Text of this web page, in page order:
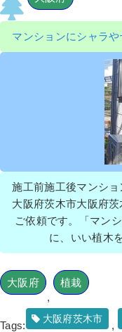
マンションにシャラ
施工前施工後マンシ
大阪府茨木市大阪府
ご依頼です。「マン
に、いい植木
大阪府
,
植栽
Tags:
大阪府茨木市
,